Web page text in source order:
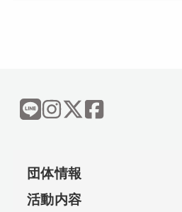
団体情報
活動内容